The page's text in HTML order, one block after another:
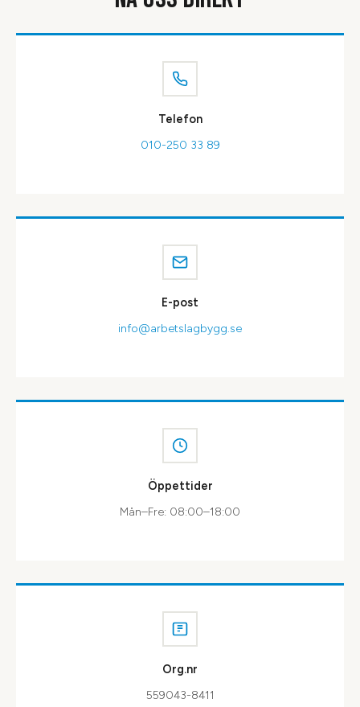
Telefon
010-250 33 89
E-post
info@arbetslagbygg.se
Öppettider
Mån–Fre: 08:00–18:00
Org.nr
559043-8411